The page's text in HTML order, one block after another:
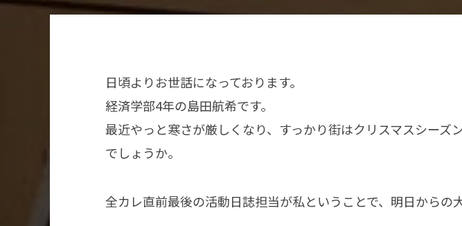
日頃よりお世話になっております。
経済学部4年の島田航希です。
最近やっと寒さが厳しくなり、すっかり街はクリスマスシー
でしょうか。
全カレ直前最後の活動日誌担当が私ということで、明日からの